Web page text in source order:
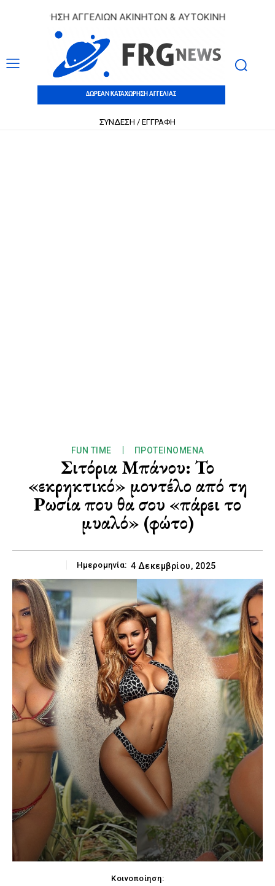
ΑΓΓΕΛΙΩΝ ΑΚΙΝΗΤΩΝ & ΑΥΤΟΚΙΝΗΤΩΝ |
ΔΩΡΕΑΝ ΚΑΤΑΧΩΡΗΣΗ ΑΓΓΕΛΙΑΣ
ΣΥΝΔΕΣΗ / ΕΓΓΡΑΦΗ
FUN TIME ΠΡΟΤΕΙΝΌΜΕΝΑ
Σιτόρια Μπάνου: Το
«εκρηκτικό» μοντέλο από τη
Ρωσία που θα σου «πάρει το
μυαλό» (φώτο)
Ημερομηνία: 4 Δεκεμβρίου, 2025
Κοινοποίηση: